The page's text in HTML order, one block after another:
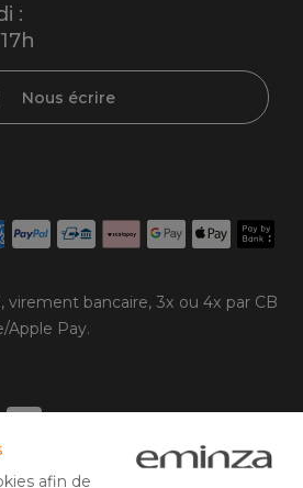
:
Nous écrire
virement bancaire, 3x ou 4x par CB
Apple Pay.